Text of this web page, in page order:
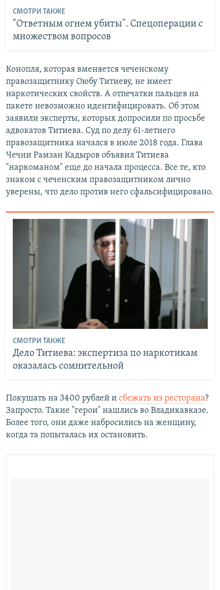
СМОТРИ ТАКЖЕ
"Ответным огнем убиты". Спецоперации с
множеством вопросов
Конопля, которая вменяется чеченскому
правозащитнику Оюбу Титиеву, не имеет
наркотических свойств. А отпечатки пальцев на
пакете невозможно идентифицировать. Об этом
заявили эксперты, которых допросили по просьбе
адвокатов Титиева. Суд по делу 61-летнего
правозащитника начался в июле 2018 года. Глава
Чечни Рамзан Кадыров объявил Титиева
"наркоманом" еще до начала процесса. Все те, кто
знаком с чеченским правозащитником лично
уверены, что дело против него сфальсифицировано.
СМОТРИ ТАКЖЕ
Дело Титиева: экспертиза по наркотикам
оказалась сомнительной
Покушать на 3400 рублей и сбежать из ресторана?
Запросто. Такие "герои" нашлись во Владикавказе.
Более того, они даже набросились на женщину,
когда та попыталась их остановить.